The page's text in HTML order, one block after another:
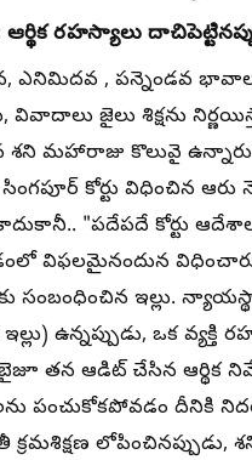
రహస్యాలు
ఎనిమిదవ , పన్నెండవ
వివాదాలు జైలు శిక్షను
మహారాజు కొలువై ఉన్నారు.
కోర్టు విధించిన
"పదేపదే కోర్టు
విఫలమైనందున
సంబంధించిన ఇల్లు.
ఉన్నప్పుడు, ఒక
తన ఆడిట్ చేసిన ఆర్థిక
దీనికి
లోపించినప్పుడు,